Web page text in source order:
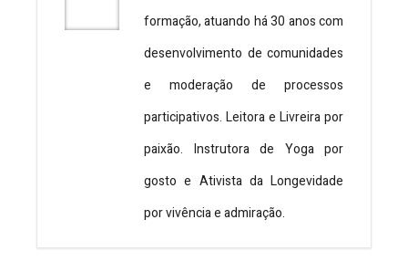
formação, atuando há 30 anos com
desenvolvimento de comunidades
e moderação de processos
participativos. Leitora e Livreira por
paixão. Instrutora de Yoga por
gosto e Ativista da Longevidade
por vivência e admiração.